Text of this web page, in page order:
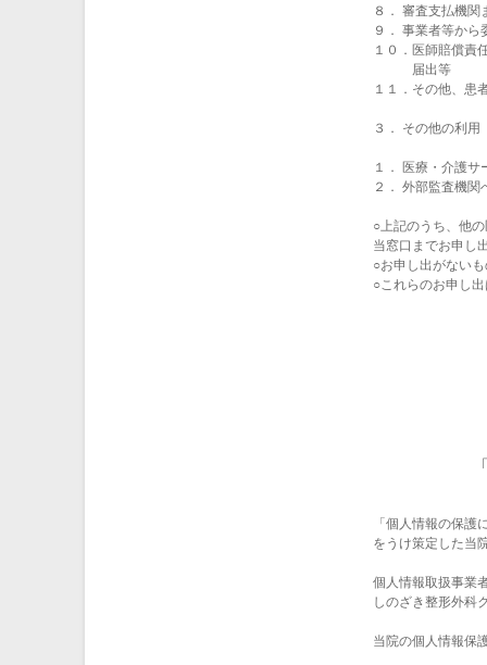
８． 審査支払機
９． 事業者等か
１０．医師賠償責
届出等
１１．その他、患
３． その他の利用
１． 医療・介護
２． 外部監査機関
○上記のうち、他
当窓口までお申し
○お申し出がない
○これらのお申し
「個人情報の保
をうけ策定した当
個人情報取扱事業
しのざき整形外
当院の個人情報保